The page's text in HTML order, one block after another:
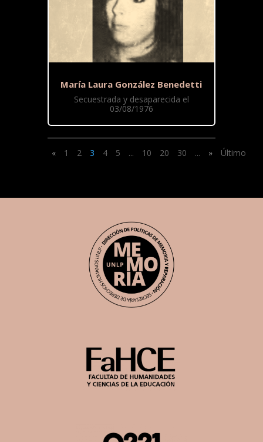
María Laura González Benedetti
Secuestrada y desaparecida el
03/08/1976
« 1 2 3 4 5 ... 10 20 30 ... » Último